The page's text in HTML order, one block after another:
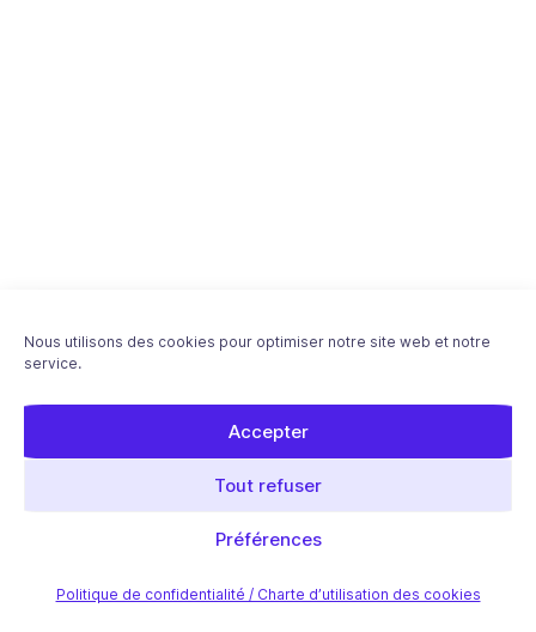
Nous utilisons des cookies pour optimiser notre site web et notre
service.
Accepter
Tout refuser
Préférences
Politique de confidentialité / Charte d’utilisation des cookies